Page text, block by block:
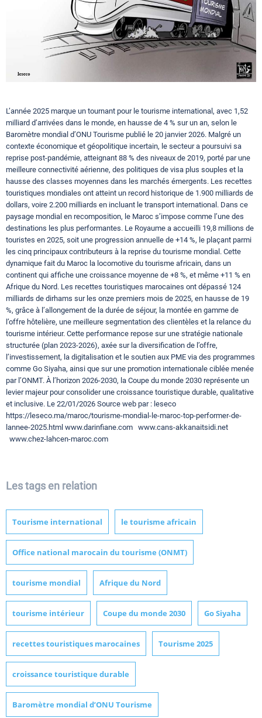
Evenements
Contact
L’année 2025 marque un tournant pour le tourisme international, avec 1,52
milliard d’arrivées dans le monde, en hausse de 4 % sur un an, selon le
Baromètre mondial d’ONU Tourisme publié le 20 janvier 2026. Malgré un
contexte économique et géopolitique incertain, le secteur a poursuivi sa
reprise post-pandémie, atteignant 88 % des niveaux de 2019, porté par une
meilleure connectivité aérienne, des politiques de visa plus souples et la
hausse des classes moyennes dans les marchés émergents. Les recettes
touristiques mondiales ont atteint un record historique de 1.900 milliards de
dollars, voire 2.200 milliards en incluant le transport international. Dans ce
paysage mondial en recomposition, le Maroc s’impose comme l’une des
destinations les plus performantes. Le Royaume a accueilli 19,8 millions de
touristes en 2025, soit une progression annuelle de +14 %, le plaçant parmi
les cinq principaux contributeurs à la reprise du tourisme mondial. Cette
dynamique fait du Maroc la locomotive du tourisme africain, dans un
continent qui affiche une croissance moyenne de +8 %, et même +11 % en
Afrique du Nord. Les recettes touristiques marocaines ont dépassé 124
milliards de dirhams sur les onze premiers mois de 2025, en hausse de 19
%, grâce à l’allongement de la durée de séjour, la montée en gamme de
l’offre hôtelière, une meilleure segmentation des clientèles et la relance du
tourisme intérieur. Cette performance repose sur une stratégie nationale
structurée (plan 2023-2026), axée sur la diversification de l’offre,
l’investissement, la digitalisation et le soutien aux PME via des programmes
comme Go Siyaha, ainsi que sur une promotion internationale ciblée menée
par l’ONMT. À l’horizon 2026-2030, la Coupe du monde 2030 représente un
levier majeur pour consolider une croissance touristique durable, qualitative
et inclusive. Le 22/01/2026 Source web par : leseco
https://leseco.ma/maroc/tourisme-mondial-le-maroc-top-performer-de-
lannee-2025.html www.darinfiane.com www.cans-akkanaitsidi.net
www.chez-lahcen-maroc.com
Les tags en relation
Tourisme international le tourisme africain
Office national marocain du tourisme (ONMT)
tourisme mondial Afrique du Nord
tourisme intérieur Coupe du monde 2030 Go Siyaha
recettes touristiques marocaines Tourisme 2025
croissance touristique durable
Baromètre mondial d’ONU Tourisme